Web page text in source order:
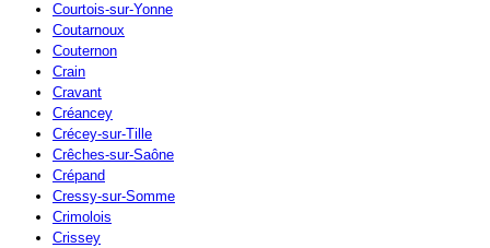
Courtois-sur-Yonne
Coutarnoux
Couternon
Crain
Cravant
Créancey
Crécey-sur-Tille
Crêches-sur-Saône
Crépand
Cressy-sur-Somme
Crimolois
Crissey